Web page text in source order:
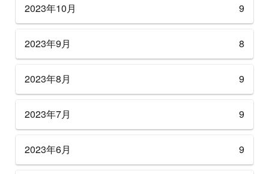
2023年10月 9
2023年9月 8
2023年8月 9
2023年7月 9
2023年6月 9